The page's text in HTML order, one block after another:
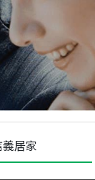
交
藏
慈祥路
義居家